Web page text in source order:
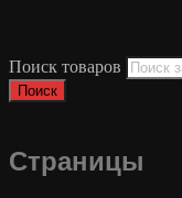
Поиск товаров
Поиск
Страницы